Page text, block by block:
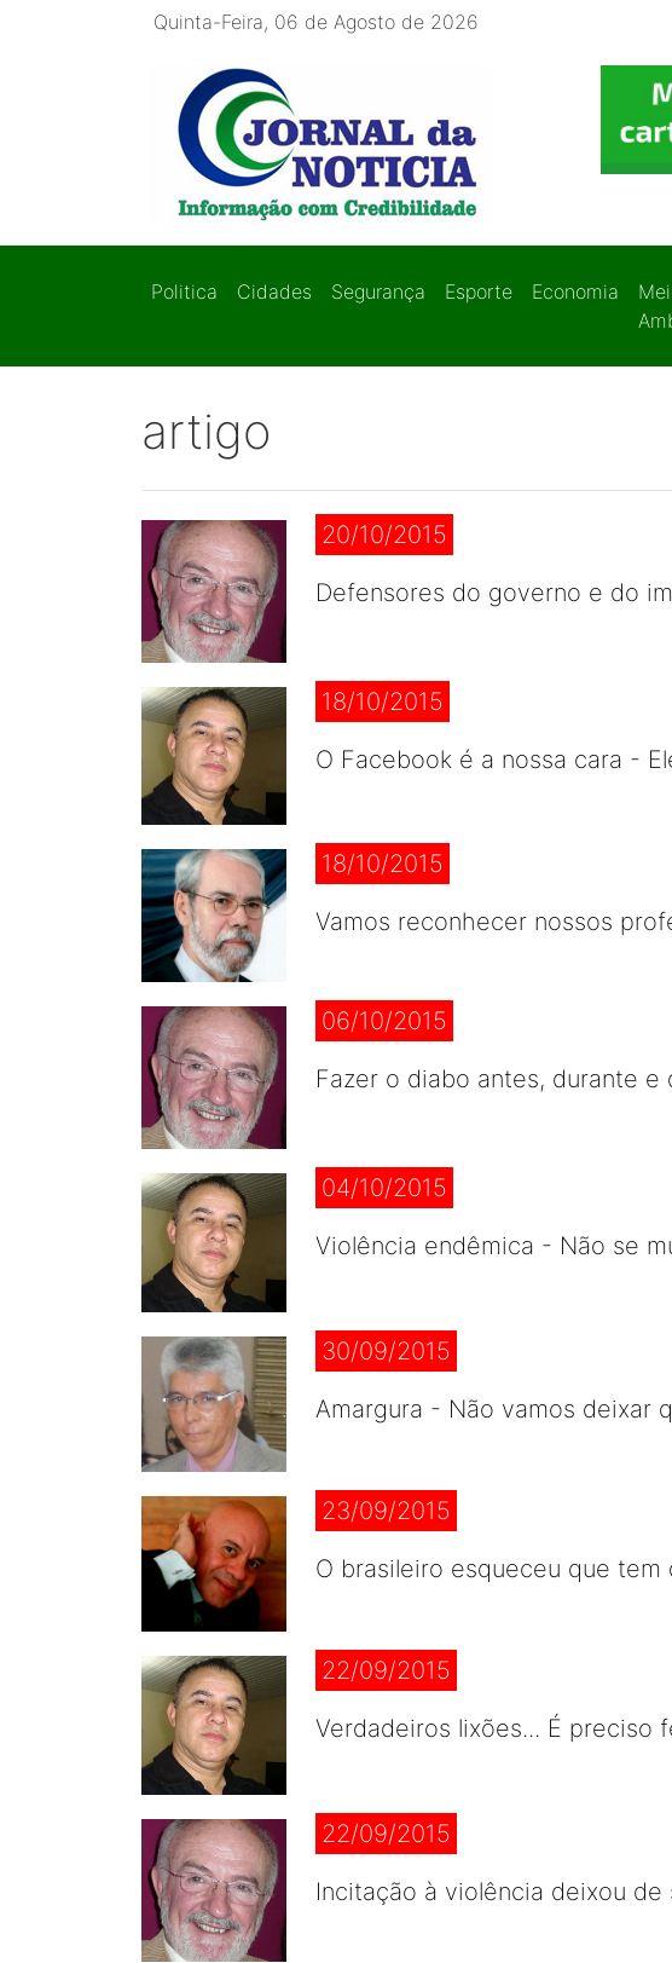
Quinta-Feira, 06 de Agosto de 2026
Politica Cidades Segurança Esporte Economia
artigo
20/10/2015
Defensores do governo e do
18/10/2015
O Facebook é a nossa cara -
18/10/2015
Vamos reconhecer nossos
06/10/2015
Fazer o diabo antes, durante
04/10/2015
Violência endêmica - Não se
30/09/2015
Amargura - Não vamos deixar
23/09/2015
O brasileiro esqueceu que
22/09/2015
Verdadeiros lixões... É
22/09/2015
Incitação à violência deixou